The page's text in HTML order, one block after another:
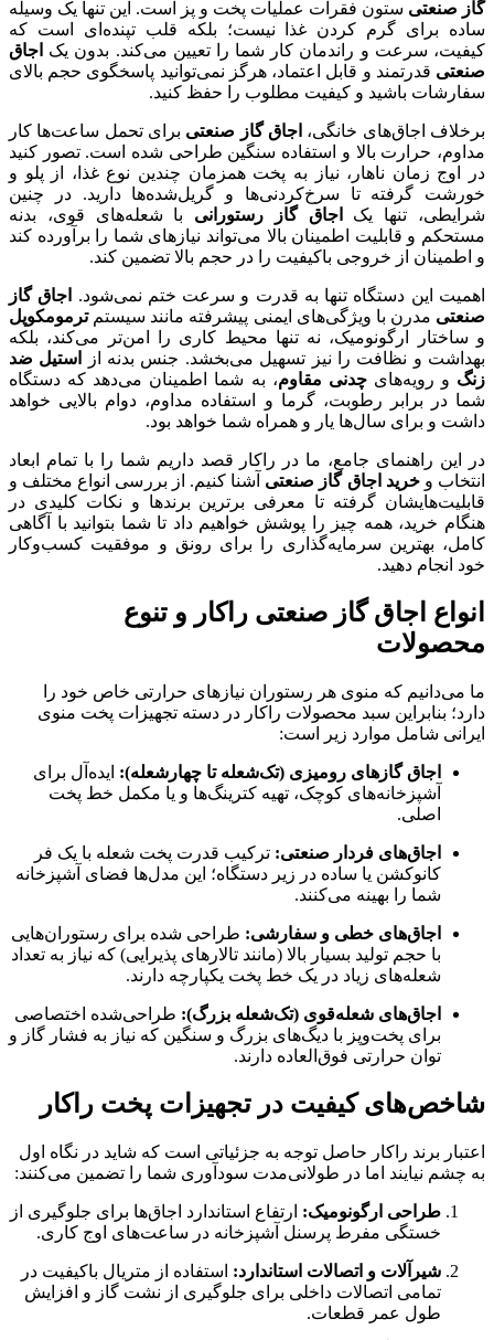
گاز صنعتی ستون فقرات عملیات پخت و پز است. این تنها یک وسیله
ساده برای گرم کردن غذا نیست؛ بلکه قلب تپنده‌ای است که
کیفیت، سرعت و راندمان کار شما را تعیین می‌کند. بدون یک اجاق
صنعتی قدرتمند و قابل اعتماد، هرگز نمی‌توانید پاسخگوی حجم بالای
سفارشات باشید و کیفیت مطلوب را حفظ کنید.
برخلاف اجاق‌های خانگی، اجاق گاز صنعتی برای تحمل ساعت‌ها کار
مداوم، حرارت بالا و استفاده سنگین طراحی شده است. تصور کنید
در اوج زمان ناهار، نیاز به پخت همزمان چندین نوع غذا، از پلو و
خورشت گرفته تا سرخ‌کردنی‌ها و گریل‌شده‌ها دارید. در چنین
شرایطی، تنها یک
اجاق گاز رستورانی با شعله‌های قوی، بدنه
مستحکم و قابلیت اطمینان بالا می‌تواند نیازهای شما را برآورده کند
و اطمینان از خروجی باکیفیت را در حجم بالا تضمین کند.
اهمیت این دستگاه تنها به قدرت و سرعت ختم نمی‌شود.
اجاق گاز
صنعتی مدرن با ویژگی‌های ایمنی پیشرفته مانند سیستمترمومکوپل
و ساختار ارگونومیک، نه تنها محیط کاری را امن‌تر می‌کند، بلکه
بهداشت و نظافت را نیز تسهیل می‌بخشد. جنس بدنه از
استیل ضد
زنگ و رویه‌هایچدنی مقاوم، به شما اطمینان می‌دهد که دستگاه
شما در برابر رطوبت، گرما و استفاده مداوم، دوام بالایی خواهد
داشت و برای سال‌ها یار و همراه شما خواهد بود.
در این راهنمای جامع، ما در راکار قصد داریم شما را با تمام ابعاد
انتخاب وخرید اجاق گاز صنعتی آشنا کنیم. از بررسی انواع مختلف و
قابلیت‌هایشان گرفته تا معرفی برترین برندها و نکات کلیدی در
هنگام خرید، همه چیز را پوشش خواهیم داد تا شما بتوانید با آگاهی
کامل، بهترین سرمایه‌گذاری را برای رونق و موفقیت کسب‌وکار
خود انجام دهید.
انواع اجاق گاز صنعتی راکار و تنوع
محصولات
ما می‌دانیم که منوی هر رستوران نیازهای حرارتی خاص خود را
دارد؛ بنابراین سبد محصولات راکار در دسته تجهیزات پخت منوی
ایرانی شامل موارد زیر است:
اجاق گازهای رومیزی (تک‌شعله تا چهارشعله): ایده‌آل برای
آشپزخانه‌های کوچک، تهیه کترینگ‌ها و یا مکمل خط پخت
اصلی.
اجاق‌های فردار صنعتی: ترکیب قدرت پخت شعله با یک فر
کانوکشن یا ساده در زیر دستگاه؛ این مدل‌ها فضای آشپزخانه
شما را بهینه می‌کنند.
اجاق‌های خطی و سفارشی: طراحی شده برای رستوران‌هایی
با حجم تولید بسیار بالا (مانند تالارهای پذیرایی) که نیاز به تعداد
شعله‌های زیاد در یک خط پخت یکپارچه دارند.
اجاق‌های شعله‌قوی (تک‌شعله بزرگ): طراحی‌شده اختصاصی
برای پخت‌وپز با دیگ‌های بزرگ و سنگین که نیاز به فشار گاز و
توان حرارتی فوق‌العاده دارند.
شاخص‌های کیفیت در تجهیزات پخت راکار
اعتبار برند راکار حاصل توجه به جزئیاتی است که شاید در نگاه اول
به چشم نیایند اما در طولانی‌مدت سودآوری شما را تضمین می‌کنند:
طراحی ارگونومیک: ارتفاع استاندارد اجاق‌ها برای جلوگیری از
خستگی مفرط پرسنل آشپزخانه در ساعت‌های اوج کاری.
شیرآلات و اتصالات استاندارد: استفاده از متریال باکیفیت در
تمامی اتصالات داخلی برای جلوگیری از نشت گاز و افزایش
طول عمر قطعات.